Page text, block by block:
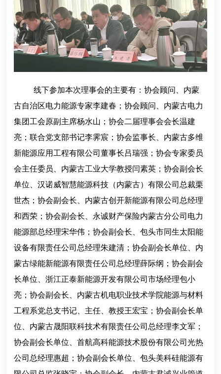
线下参加本次理事会的主要有：协会顾问、内蒙
古自治区电力能源专家李建春；协会顾问、内蒙古电力
集团工会原副主席杨水山；协会二届理事会会长温建
亮；联合党支部书记李霁宸；协会监事长、内蒙古多维
新能源应用工程有限公司董事长吕瑞强；协会专家委员
会主任委员、内蒙古工业大学教授闫素英；协会副会长
单位、汉诺威智慧能源科技（内蒙古）有限公司总裁栗
世杰；协会副会长、内蒙古创开新能源有限公司总经理
和西荣；协会副会长、永诚财产保险内蒙古分公司电力
能源部总经理宋华伟；协会副会长、包头市同生太阳能
设备有限责任公司总经理朱建清；协会副会长单位、内
蒙古绿能新能源有限责任公司总经理薛际纲；协会副会
长单位、浙江正泰新能源开发有限公司市场经理包小
亮；协会副会长、内蒙古机电职业技术学院能源与材料
工程系党总支书记、主任、教授王宏宝；协会副会长单
位、内蒙古晟阳联科技术有限责任公司总经理李文军；
协会副会长单位、首航高科能源技术股份有限公司光热
公司总经理惠超；协会副会长单位、包头美科硅能源有